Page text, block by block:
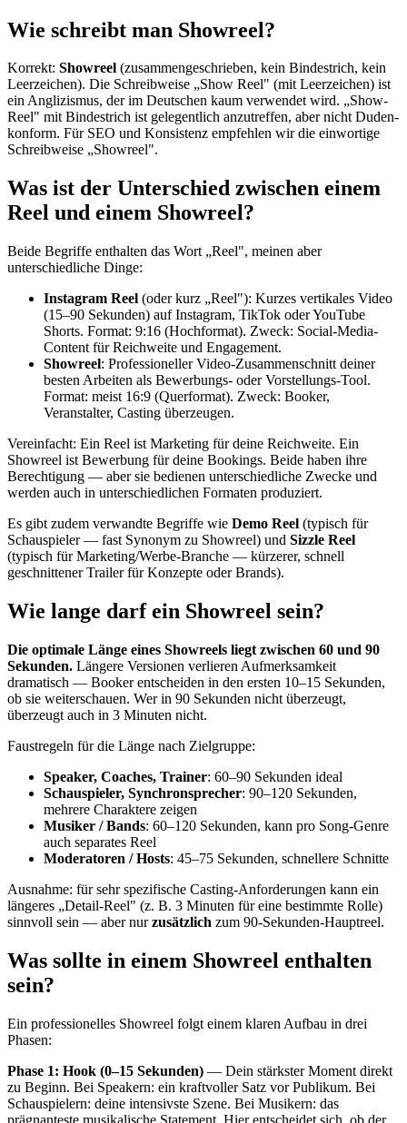
Wie schreibt man Showreel?
Korrekt: Showreel (zusammengeschrieben, kein Bindestrich, kein
Leerzeichen). Die Schreibweise „Show Reel" (mit Leerzeichen) ist
ein Anglizismus, der im Deutschen kaum verwendet wird. „Show-
Reel" mit Bindestrich ist gelegentlich anzutreffen, aber nicht Duden-
konform. Für SEO und Konsistenz empfehlen wir die einwortige
Schreibweise „Showreel".
Was ist der Unterschied zwischen einem
Reel und einem Showreel?
Beide Begriffe enthalten das Wort „Reel", meinen aber
unterschiedliche Dinge:
Instagram Reel (oder kurz „Reel"): Kurzes vertikales Video
(15–90 Sekunden) auf Instagram, TikTok oder YouTube
Shorts. Format: 9:16 (Hochformat). Zweck: Social-Media-
Content für Reichweite und Engagement.
Showreel: Professioneller Video-Zusammenschnitt deiner
besten Arbeiten als Bewerbungs- oder Vorstellungs-Tool.
Format: meist 16:9 (Querformat). Zweck: Booker,
Veranstalter, Casting überzeugen.
Vereinfacht: Ein Reel ist Marketing für deine Reichweite. Ein
Showreel ist Bewerbung für deine Bookings. Beide haben ihre
Berechtigung — aber sie bedienen unterschiedliche Zwecke und
werden auch in unterschiedlichen Formaten produziert.
Es gibt zudem verwandte Begriffe wie Demo Reel (typisch für
Schauspieler — fast Synonym zu Showreel) und Sizzle Reel
(typisch für Marketing/Werbe-Branche — kürzerer, schnell
geschnittener Trailer für Konzepte oder Brands).
Wie lange darf ein Showreel sein?
Die optimale Länge eines Showreels liegt zwischen 60 und 90
Sekunden. Längere Versionen verlieren Aufmerksamkeit
dramatisch — Booker entscheiden in den ersten 10–15 Sekunden,
ob sie weiterschauen. Wer in 90 Sekunden nicht überzeugt,
überzeugt auch in 3 Minuten nicht.
Faustregeln für die Länge nach Zielgruppe:
Speaker, Coaches, Trainer: 60–90 Sekunden ideal
Schauspieler, Synchronsprecher: 90–120 Sekunden,
mehrere Charaktere zeigen
Musiker / Bands: 60–120 Sekunden, kann pro Song-Genre
auch separates Reel
Moderatoren / Hosts: 45–75 Sekunden, schnellere Schnitte
Ausnahme: für sehr spezifische Casting-Anforderungen kann ein
längeres „Detail-Reel" (z. B. 3 Minuten für eine bestimmte Rolle)
sinnvoll sein — aber nurzusätzlich zum 90-Sekunden-Hauptreel.
Was sollte in einem Showreel enthalten
sein?
Ein professionelles Showreel folgt einem klaren Aufbau in drei
Phasen:
Phase 1: Hook (0–15 Sekunden) — Dein stärkster Moment direkt
zu Beginn. Bei Speakern: ein kraftvoller Satz vor Publikum. Bei
Schauspielern: deine intensivste Szene. Bei Musikern: das
prägnanteste musikalische Statement. Hier entscheidet sich, ob der